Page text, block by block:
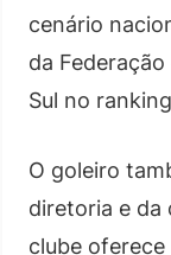
cenário
da
Sul no
O goleiro
diretoria e da
clube